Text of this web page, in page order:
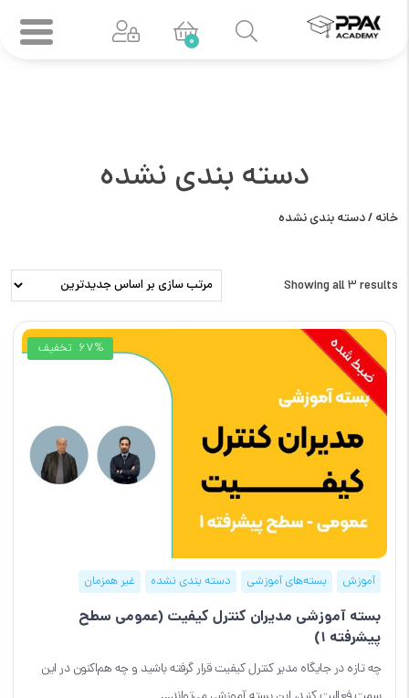
0
دسته بندی نشده
خانه/ دسته بندی نشده
Showing all 3 results
67% تخفیف
آموزش بسته‌های آموزشی دسته بندی نشده غیر همزمان
بسته آموزشی مدیران کنترل کیفیت (عمومی سطح
پیشرفته 1)
چه تازه در جایگاه مدیر کنترل کیفیت قرار گرفته باشید و چه هم‌اکنون در این